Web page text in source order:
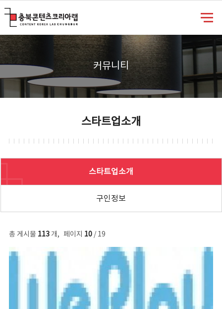
커뮤니티
스타트업소개
스타트업소개
구인정보
총 게시물 113개, 페이지 10/ 19